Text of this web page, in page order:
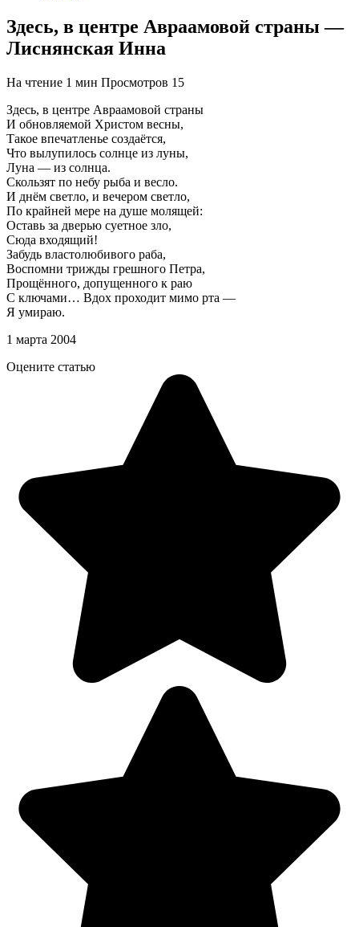
Здесь, в центре Авраамовой страны —
Лиснянская Инна
На чтение 1 мин Просмотров 15
Здесь, в центре Авраамовой страны
И обновляемой Христом весны,
Такое впечатленье создаётся,
Что вылупилось солнце из луны,
Луна — из солнца.
Скользят по небу рыба и весло.
И днём светло, и вечером светло,
По крайней мере на душе молящей:
Оставь за дверью суетное зло,
Сюда входящий!
Забудь властолюбивого раба,
Воспомни трижды грешного Петра,
Прощённого, допущенного к раю
С ключами… Вдох проходит мимо рта —
Я умираю.
1 марта 2004
Оцените статью